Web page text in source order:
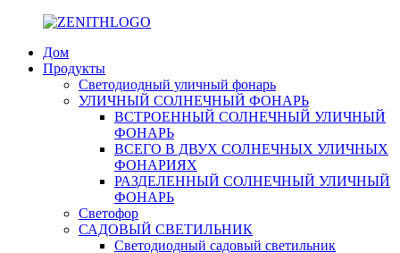
Дом
Продукты
Светодиодный уличный фонарь
УЛИЧНЫЙ СОЛНЕЧНЫЙ ФОНАРЬ
ВСТРОЕННЫЙ СОЛНЕЧНЫЙ УЛИЧНЫЙ
ФОНАРЬ
ВСЕГО В ДВУХ СОЛНЕЧНЫХ УЛИЧНЫХ
ФОНАРИЯХ
РАЗДЕЛЕННЫЙ СОЛНЕЧНЫЙ УЛИЧНЫЙ
ФОНАРЬ
Светофор
САДОВЫЙ СВЕТИЛЬНИК
Светодиодный садовый светильник